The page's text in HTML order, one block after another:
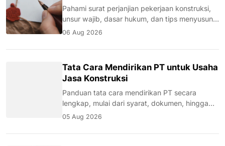
Pahami surat perjanjian pekerjaan konstruksi,
unsur wajib, dasar hukum, dan tips menyusun
kontrak kerja yang melindungi kedua pihak.
06 Aug 2026
Tata Cara Mendirikan PT untuk Usaha
Jasa Konstruksi
Panduan tata cara mendirikan PT secara
lengkap, mulai dari syarat, dokumen, hingga
proses legalitas untuk usaha jasa konstruksi.
05 Aug 2026